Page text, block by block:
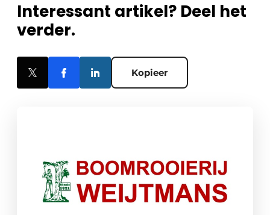
Interessant artikel? Deel het
verder.
Kopieer